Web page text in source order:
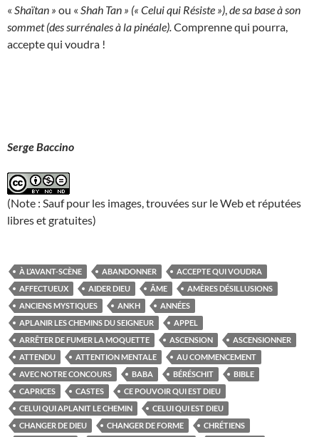
« Shaïtan » ou « Shah Tan » (« Celui qui Résiste ») de sa base à son
sommet (des surrénales à la pinéale). Comprenne qui pourra,
accepte qui voudra !
Serge Baccino
(Note : Sauf pour les images, trouvées sur le Web et réputées
libres et gratuites)
À L’AVANT-SCÈNE ABANDONNER
ACCEPTE QUI VOUDRA
AFFECTUEUX
AIDER DIEU ÂME
AMÈRES DÉSILLUSIONS
ANCIENS MYSTIQUES
ANKH
ANNÉES
APLANIR LES CHEMINS DU SEIGNEUR
APPEL
ARRÊTER DE FUMER LA MOQUETTE
ASCENSION
ASCENSIONNER
ATTENDU
ATTENTION MENTALE
AU COMMENCEMENT
AVEC NOTRE CONCOURS
BABA BÉRÉSCHIT
BIBLE
CAPRICES
CASTES
CE POUVOIR QUI EST DIEU
CELUI QUI APLANIT LE CHEMIN
CELUI QUI EST DIEU
CHANGER DE DIEU
CHANGER DE FORME CHRÉTIENS